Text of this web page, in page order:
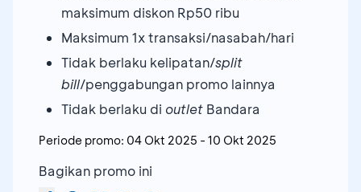
maksimum diskon Rp50 ribu
Maksimum 1x transaksi/nasabah/hari
Tidak berlaku kelipatan/split
bill/penggabungan promo lainnya
Tidak berlaku di outlet Bandara
Periode promo: 04 Okt 2025 - 10 Okt 2025
Bagikan promo ini